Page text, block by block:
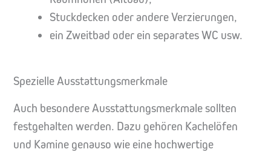
Stuckdecken oder andere Verzierungen,
ein Zweitbad oder ein separates WC usw.
Spezielle Ausstattungsmerkmale
Auch besondere Ausstattungsmerkmale sollten
festgehalten werden. Dazu gehören Kachelöfen
und Kamine genauso wie eine hochwertige